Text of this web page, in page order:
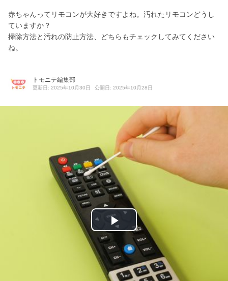
赤ちゃんってリモコンが大好きですよね。汚れたリモコンどうし
ていますか？
掃除方法と汚れの防止方法、どちらもチェックしてみてください
ね。
トモニテ編集部
更新日: 2025年10月30日 公開日: 2025年10月28日
P
l
a